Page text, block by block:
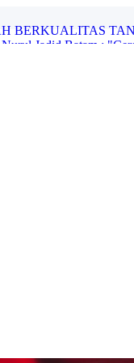
Jadid Batam :
REGULER &